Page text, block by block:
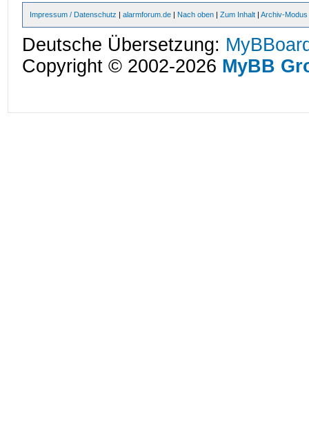
Impressum / Datenschutz |alarmforum.de | Nach oben |Zum Inhalt |Archiv-Modus
Deutsche Übersetzung:
Copyright © 2002-2026 MyBB